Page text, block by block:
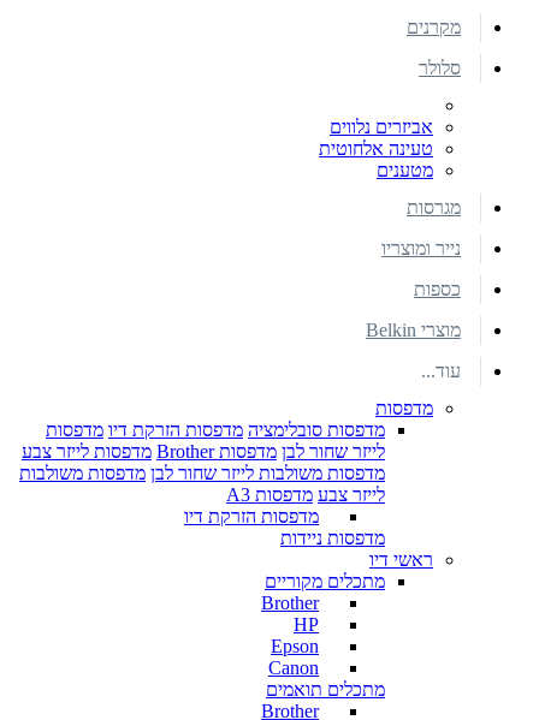
מקרנים
סלולר
אביזרים נלווים
טעינה אלחוטית
מטענים
מגרסות
נייר ומוצריו
כספות
מוצרי Belkin
עוד...
מדפסות
מדפסות סובלימציה מדפסות הזרקת דיו מדפסות
לייזר שחור לבן מדפסות Brother
מדפסות לייזר צבע
מדפסות משולבות לייזר שחור לבן מדפסות משולבות
לייזר צבע מדפסות A3
מדפסות הזרקת דיו
מדפסות ניידות
ראשי דיו
מתכלים מקוריים
Brother
HP
Epson
Canon
מתכלים תואמים
Brother